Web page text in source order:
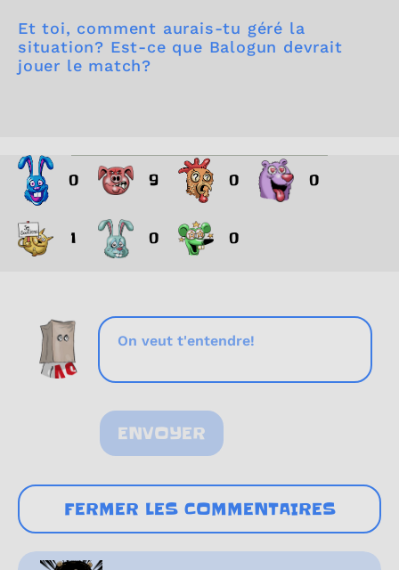
Et toi, comment aurais-tu géré la
situation? Est-ce que Balogun devrait
jouer le match?
0 9 0 0
1 0 0
ENVOYER
FERMER LES COMMENTAIRES